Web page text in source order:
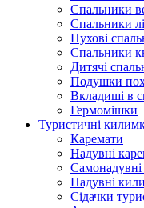
Спальники
Спальники
Пухові
Спальники
Дитячі
Подушки
Вкладиші в
Гермомішки
Туристичні
Каремати
Надувні
Надувні
Сідачки